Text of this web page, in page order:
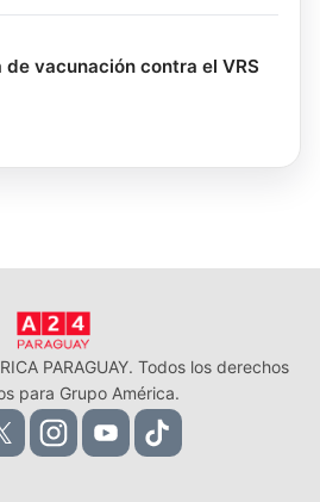
vacunación contra el VRS
PARAGUAY. Todos los derechos
para Grupo América.